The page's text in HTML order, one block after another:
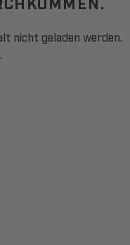
nicht geladen werden.